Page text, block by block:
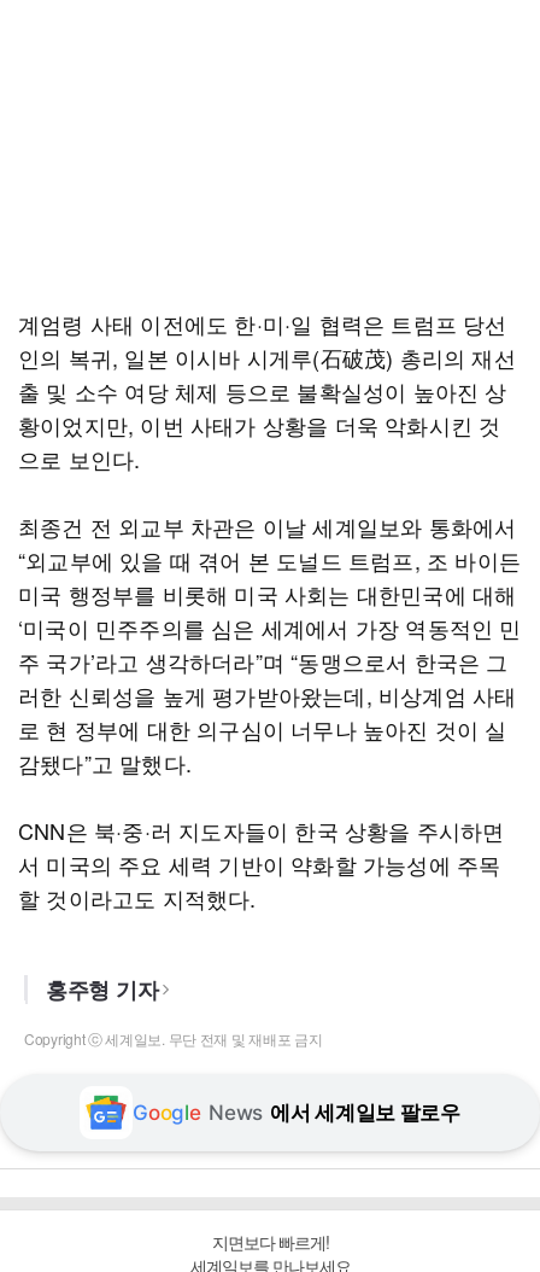
계엄령 사태 이전에도 한·미·일 협력은 트럼프 당선
인의 복귀, 일본 이시바 시게루(石破茂) 총리의 재선
출 및 소수 여당 체제 등으로 불확실성이 높아진 상
황이었지만, 이번 사태가 상황을 더욱 악화시킨 것
으로 보인다.
최종건 전 외교부 차관은 이날 세계일보와 통화에서
“외교부에 있을 때 겪어 본 도널드 트럼프, 조 바이든
미국 행정부를 비롯해 미국 사회는 대한민국에 대해
‘미국이 민주주의를 심은 세계에서 가장 역동적인 민
주 국가’라고 생각하더라”며 “동맹으로서 한국은 그
러한 신뢰성을 높게 평가받아왔는데, 비상계엄 사태
로 현 정부에 대한 의구심이 너무나 높아진 것이 실
감됐다”고 말했다.
CNN은 북·중·러 지도자들이 한국 상황을 주시하면
서 미국의 주요 세력 기반이 약화할 가능성에 주목
할 것이라고도 지적했다.
홍주형 기자
Copyright ⓒ 세계일보. 무단 전재 및 재배포 금지
Google News 에서 세계일보 팔로우
지면보다 빠르게!
세계일보를 만나보세요